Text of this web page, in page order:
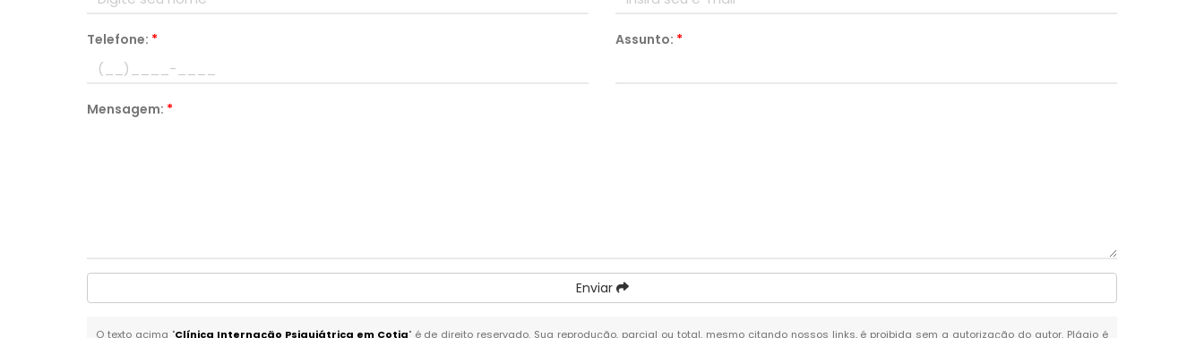
Telefone: * Assunto: *
Mensagem: *
Enviar
O texto acima "Clínica Internação Psiquiátrica em Cotia" é de direito reservado. Sua reprodução, parcial ou total, mesmo citando nossos links, é proibida sem a autorização do autor. Plágio é